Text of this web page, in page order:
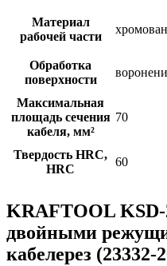
Материал
рабочей части
Обработка
поверхности
Максимальная
площадь сечения
кабеля, мм²
70
Твердость HRC,
HRC
60
KRAFTOOL
двойными
кабелерез (23332-